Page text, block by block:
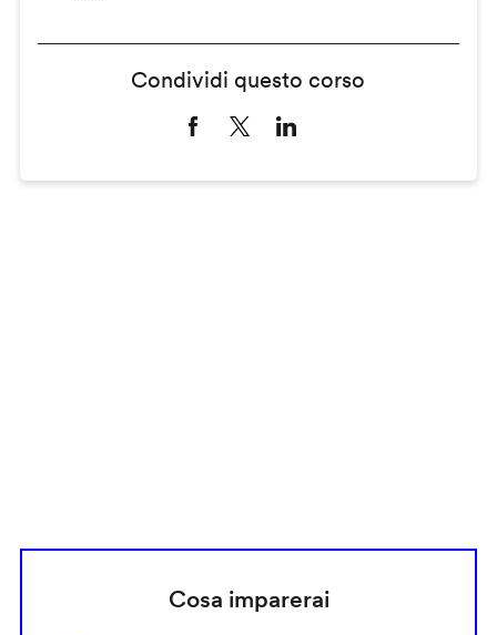
Condividi questo corso
Cosa imparerai